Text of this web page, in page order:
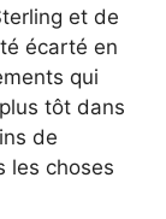
et de
écarté en
qui
tôt dans
de
les choses